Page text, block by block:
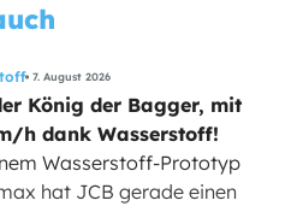
7. August 2026
König der Bagger, mit
h dank Wasserstoff!
Wasserstoff-Prototyp
hat JCB gerade einen